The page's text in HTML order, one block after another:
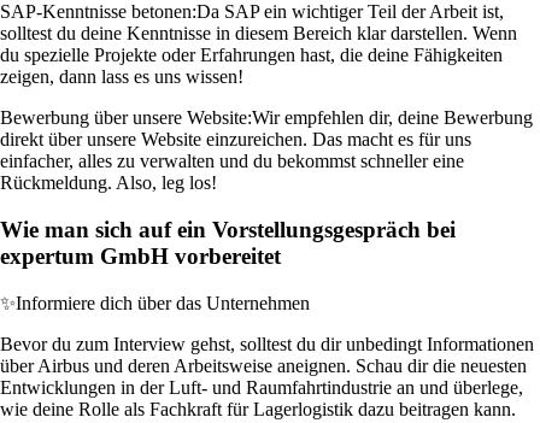
SAP-Kenntnisse betonen:Da SAP ein wichtiger Teil der Arbeit ist,
solltest du deine Kenntnisse in diesem Bereich klar darstellen. Wenn
du spezielle Projekte oder Erfahrungen hast, die deine Fähigkeiten
zeigen, dann lass es uns wissen!
Bewerbung über unsere Website:Wir empfehlen dir, deine Bewerbung
direkt über unsere Website einzureichen. Das macht es für uns
einfacher, alles zu verwalten und du bekommst schneller eine
Rückmeldung. Also, leg los!
Wie man sich auf ein Vorstellungsgespräch bei
expertum GmbH vorbereitet
✨Informiere dich über das Unternehmen
Bevor du zum Interview gehst, solltest du dir unbedingt Informationen
über Airbus und deren Arbeitsweise aneignen. Schau dir die neuesten
Entwicklungen in der Luft- und Raumfahrtindustrie an und überlege,
wie deine Rolle als Fachkraft für Lagerlogistik dazu beitragen kann.